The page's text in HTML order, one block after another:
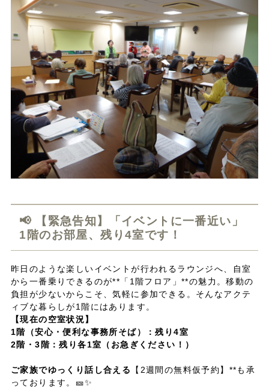
📢 【緊急告知】「イベントに一番近い」
1階のお部屋、残り4室です！
昨日のような楽しいイベントが行われるラウンジへ、自室
から一番乗りできるのが**「1階フロア」**の魅力。移動の
負担が少ないからこそ、気軽に参加できる。そんなアクテ
ィブな暮らしが1階にはあります。
【現在の空室状況】
1階（安心・便利な事務所そば）：残り4室
2階・3階：残り各1室（お急ぎください！）
ご家族でゆっくり話し合える
【2週間の無料仮予約】**も承
っております。🎫✨